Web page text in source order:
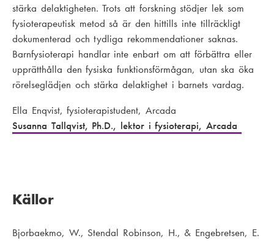
stärka delaktigheten. Trots att forskning stödjer lek som
fysioterapeutisk metod så är den hittills inte tillräckligt
dokumenterad och tydliga rekommendationer saknas.
Barnfysioterapi handlar inte enbart om att förbättra eller
upprätthålla den fysiska funktionsförmågan, utan ska öka
rörelseglädjen och stärka delaktighet i barnets vardag.
Ella Enqvist, fysioterapistudent, Arcada
Susanna Tallqvist, Ph.D., lektor i fysioterapi, Arcada
Källor
Bjorbaekmo, W., Stendal Robinson, H., & Engebretsen, E.